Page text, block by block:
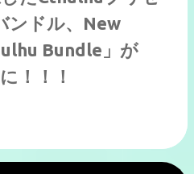
ンドル、New
Bundle」が
！！！